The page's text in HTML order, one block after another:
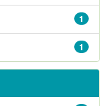
1
1